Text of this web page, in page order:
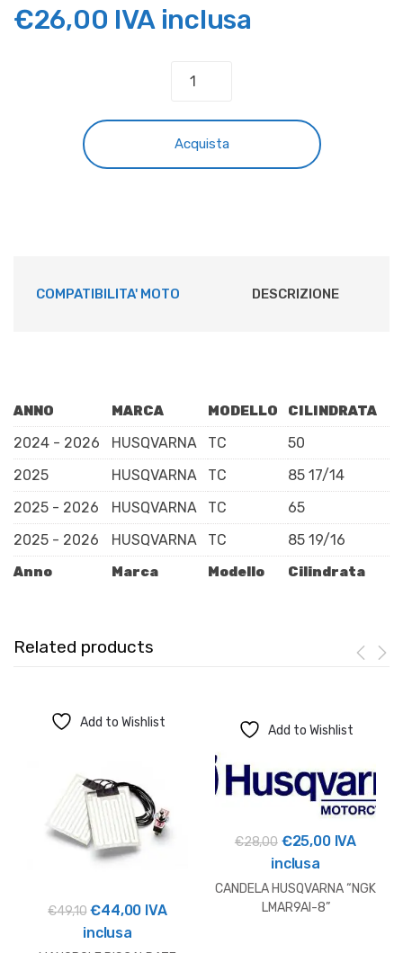
Il
€26,00 IlIVA inclusa
HUSQVARNA
BRISK
Acquista
COMPATIBILITA' MOTO DESCRIZIONE
ANNO MARCA MODELLO CILINDRATA
Anno Marca Modello Cilindrata
2024 - 2026 HUSQVARNA TC
50
2025
HUSQVARNA TC
85 17/14
2025 - 2026
HUSQVARNA TC
65
2025 - 2026
HUSQVARNA TC 85 19/16
Related products
Add to Wishlist
€49,10 Il
prezzo
€44,00IlIVA
inclusa
Add to Wishlist
€28,00 Il
prezzo
originale
era:
€25,00Il
attuale
è:
IVA
inclusa
CANDELA HUSQVARNA “NGK
LMAR9AI-8”